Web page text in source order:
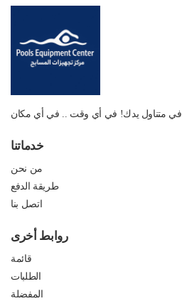
في متناول يدك! في أي وقت .. في أي مكان
خدماتنا
من نحن
طريقة الدفع
اتصل بنا
روابط أخرى
قائمة
الطلبات
المفضلة